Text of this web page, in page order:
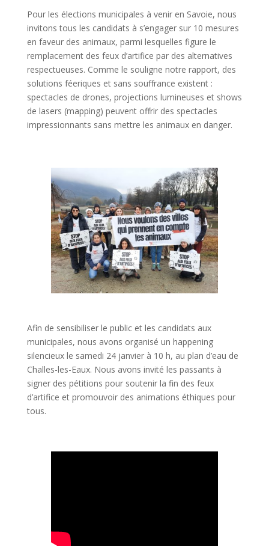
Pour les élections municipales à venir en Savoie, nous
invitons tous les candidats à s’engager sur 10 mesures
en faveur des animaux, parmi lesquelles figure le
remplacement des feux d’artifice par des alternatives
respectueuses. Comme le souligne notre rapport, des
solutions féeriques et sans souffrance existent :
spectacles de drones, projections lumineuses et shows
de lasers (mapping) peuvent offrir des spectacles
impressionnants sans mettre les animaux en danger.
Afin de sensibiliser le public et les candidats aux
municipales, nous avons organisé un happening
silencieux le samedi 24 janvier à 10 h, au plan d’eau de
Challes-les-Eaux. Nous avons invité les passants à
signer des pétitions pour soutenir la fin des feux
d’artifice et promouvoir des animations éthiques pour
tous.